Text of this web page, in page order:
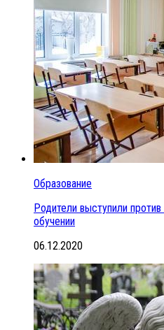
Образование
Родители выступили
обучении
06.12.2020